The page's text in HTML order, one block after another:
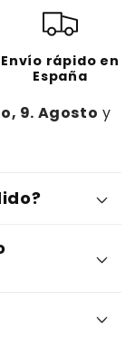
Envío rápido en
España
9. Agosto y